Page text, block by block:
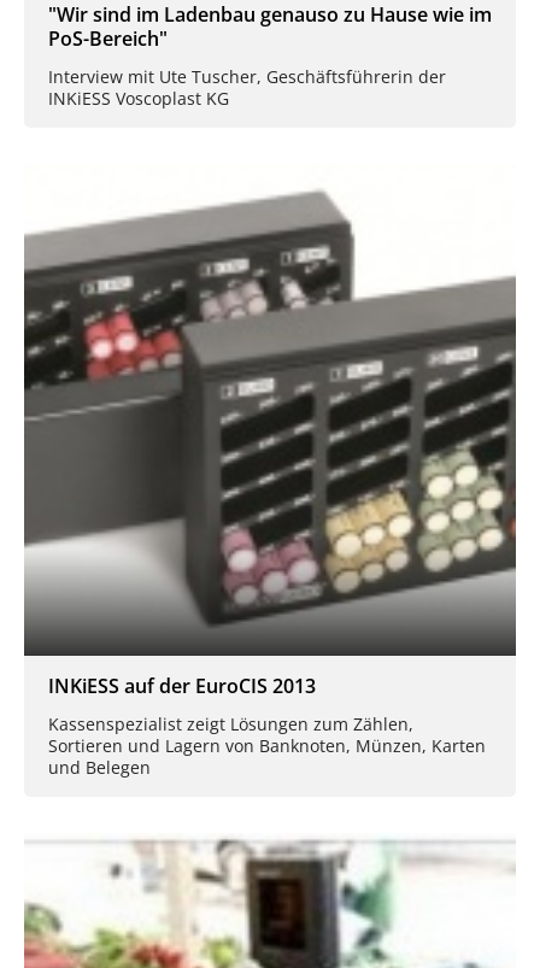
"Wir sind im Ladenbau genauso zu Hause wie im
PoS-Bereich"
Interview mit Ute Tuscher, Geschäftsführerin der
INKiESS Voscoplast KG
INKiESS auf der EuroCIS 2013
Kassenspezialist zeigt Lösungen zum Zählen,
Sortieren und Lagern von Banknoten, Münzen, Karten
und Belegen